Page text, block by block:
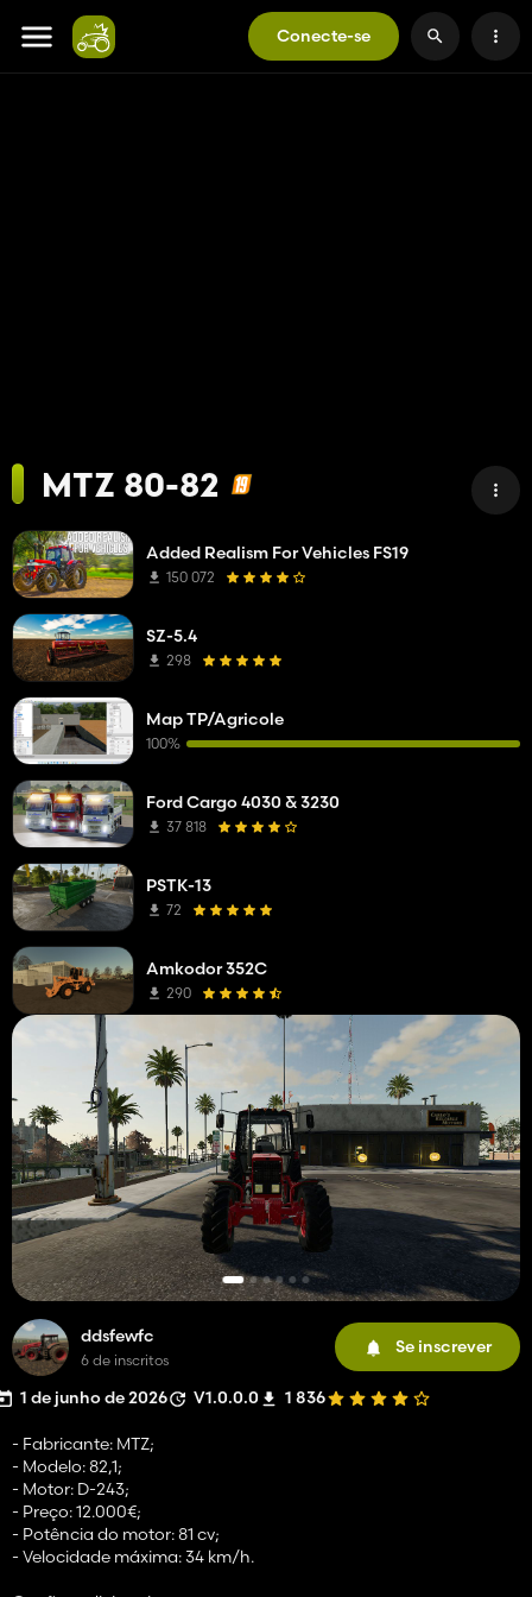
Conecte-se
MTZ 80-82
ddsfewfc
6 de inscritos
Se inscrever
1 de junho de 2026 V1.0.0.0 1 836
- Fabricante: MTZ;
- Modelo: 82,1;
- Motor: D-243;
- Preço: 12.000€;
- Potência do motor: 81 cv;
- Velocidade máxima: 34 km/h.
Added Realism For Vehicles FS19
150 072
SZ-5.4
298
Map TP/Agricole
100%
Ford Cargo 4030 & 3230
37 818
PSTK-13
72
Amkodor 352C
290